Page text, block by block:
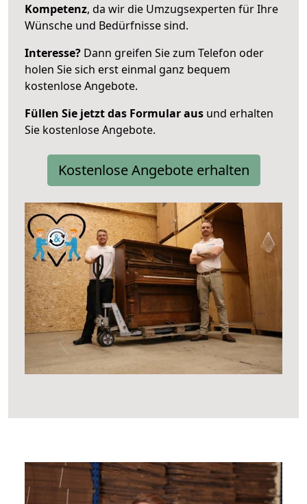
Kompetenz, da wir die Umzugsexperten für Ihre
Wünsche und Bedürfnisse sind.
Interesse? Dann greifen Sie zum Telefon oder
holen Sie sich erst einmal ganz bequem
kostenlose Angebote.
Füllen Sie jetzt das Formular aus und erhalten
Sie kostenlose Angebote.
Kostenlose Angebote erhalten